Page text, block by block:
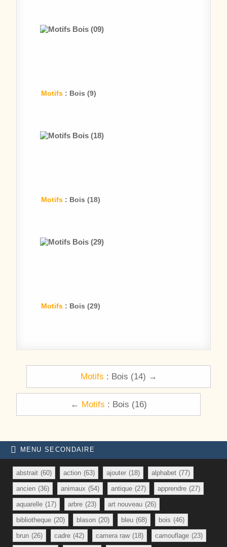
Motifs : Bois (9)
Motifs : Bois (18)
Motifs : Bois (29)
Navigation de l’article
Motifs : Bois (14) →
← Motifs : Bois (16)
MENU SECONDAIRE
abstrait (60) action (63) ajouter (18) alphabet (77)
ancien (36) animaux (54) antique (27) apprendre (27)
aquarelle (17) arbre (23) art nouveau (26)
bibliotheque (20) blason (20) bleu (68) bois (46)
brun (26) cadre (42) camera raw (18) camouflage (23)